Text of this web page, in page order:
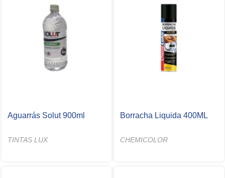
Aguarrás Solut 900ml
TINTAS LUX
Borracha Liquida 400ML
CHEMICOLOR